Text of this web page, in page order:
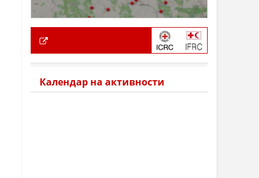
Календар на активности